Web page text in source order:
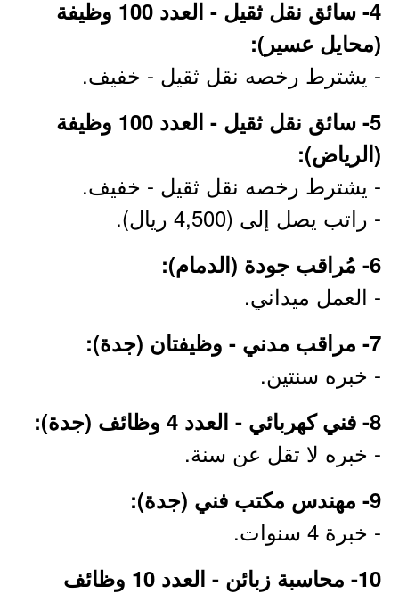
4- سائق نقل ثقيل - العدد 100 وظيفة
(محايل عسير):
- يشترط رخصه نقل ثقيل - خفيف.
5- سائق نقل ثقيل - العدد 100 وظيفة
(الرياض):
- يشترط رخصه نقل ثقيل - خفيف.
- راتب يصل إلى (4,500 ريال).
6- مُراقب جودة (الدمام):
- العمل ميداني.
7- مراقب مدني - وظيفتان (جدة):
- خبره سنتين.
8- فني كهربائي - العدد 4 وظائف (جدة):
- خبره لا تقل عن سنة.
9- مهندس مكتب فني (جدة):
- خبرة 4 سنوات.
10- محاسبة زبائن - العدد 10 وظائف